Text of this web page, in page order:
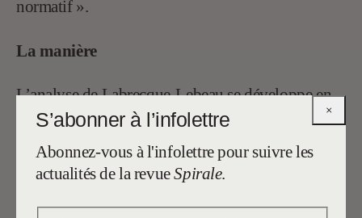
normatif ».
La manière
L’analyse de Labrecque-Lebeau se développe en
trois parties : elle présente les sujets abordés (les
et le croisement normatif issu de ces deux
rencontres. Les démonstrations sont pour le moins
rigides, coincées dans un jargon technique qui ne
×
S’abonner à l’infolettre
Abonnez-vous à l'infolettre pour suivre les
actualités de la revueSpirale.